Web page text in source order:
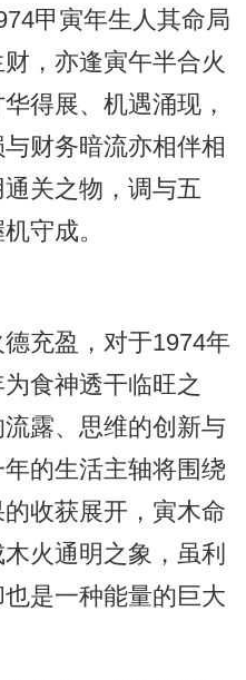
甲寅年生人其命局
，亦逢寅午半合火
得展、机遇涌现，
财务暗流亦相伴相
关之物，调与五
守成。
充盈，对于1974年
食神透干临旺之
露、思维的创新与
的生活主轴将围绕
收获展开，寅木命
火通明之象，虽利
是一种能量的巨大